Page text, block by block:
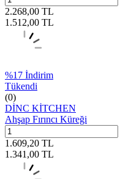
2.268,00 TL
1.512,00 TL
%17 İndirim
Tükendi
(0)
DİNC KİTCHEN
Ahşap Fırıncı Küreği
1.609,20 TL
1.341,00 TL